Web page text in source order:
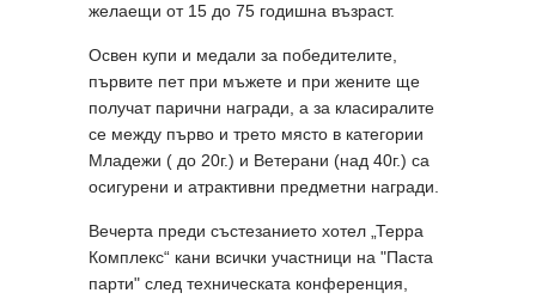
желаещи от 15 до 75 годишна възраст.
Освен купи и медали за победителите,
първите пет при мъжете и при жените ще
получат парични награди, а за класиралите
се между първо и трето място в категории
Младежи ( до 20г.) и Ветерани (над 40г.) са
осигурени и атрактивни предметни награди.
Вечерта преди състезанието хотел „Терра
Комплекс“ кани всички участници на "Паста
парти" след техническата конференция,